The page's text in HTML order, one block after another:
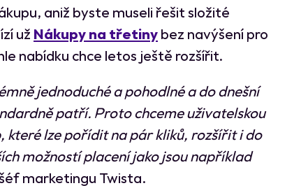
aniž byste museli řešit složité
už Nákupy na třetinybez navýšení pro
nabídku chce letos ještě rozšířit.
jednoduché a pohodlné a do dnešní
patří. Proto chceme uživatelskou
které lze pořídit na pár kliků, rozšířit i do
možností placení jako jsou například
marketingu Twista.